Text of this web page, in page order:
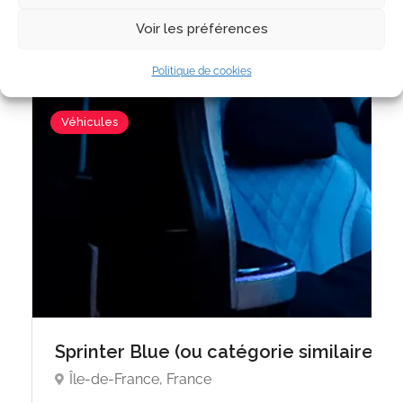
Voir les préférences
Politique de cookies
Véhicules
Sprinter Blue (ou catégorie similaire)
Île-de-France, France